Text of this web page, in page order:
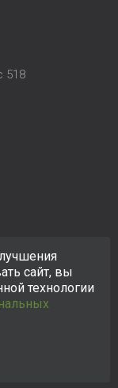
518
создан
любая информация
в
сайт, вы
технологии